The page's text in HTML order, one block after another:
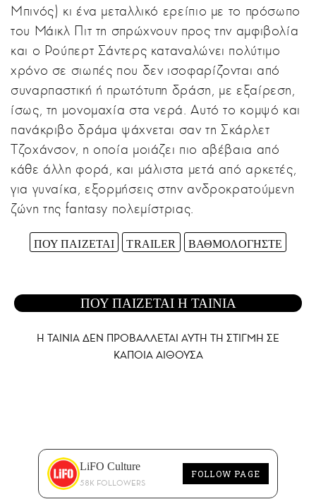
Μπινός) κι ένα μεταλλικό ερείπιο με το πρόσωπο
του Μάικλ Πιτ τη σπρώχνουν προς την αμφιβολία
και ο Ρούπερτ Σάντερς καταναλώνει πολύτιμο
χρόνο σε σιωπές που δεν ισοφαρίζονται από
συναρπαστική ή πρωτότυπη δράση, με εξαίρεση,
ίσως, τη μονομαχία στα νερά. Αυτό το κομψό και
πανάκριβο δράμα ψάχνεται σαν τη Σκάρλετ
Τζοχάνσον, η οποία μοιάζει πιο αβέβαια από
κάθε άλλη φορά, και μάλιστα μετά από αρκετές,
για γυναίκα, εξορμήσεις στην ανδροκρατούμενη
ζώνη της fantasy πολεμίστριας.
ΠΟΥ ΠΑΙΖΕΤΑΙ TRAILER ΒΑΘΜΟΛΟΓΗΣΤΕ
ΠΟΥ ΠΑΙΖΕΤΑΙ Η ΤΑΙΝΙΑ
Η ΤΑΙΝΙΑ ΔΕΝ ΠΡΟΒΑΛΛΕΤΑΙ AYTH ΤΗ ΣΤΙΓΜΗ ΣΕ
ΚΑΠΟΙΑ ΑΙΘΟΥΣΑ
LiFO Culture
58K FOLLOWERS
FOLLOW PAGE